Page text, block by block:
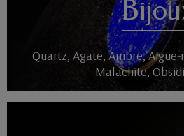
Quartz, Agate, Ambre, Aigue-
Malachite,